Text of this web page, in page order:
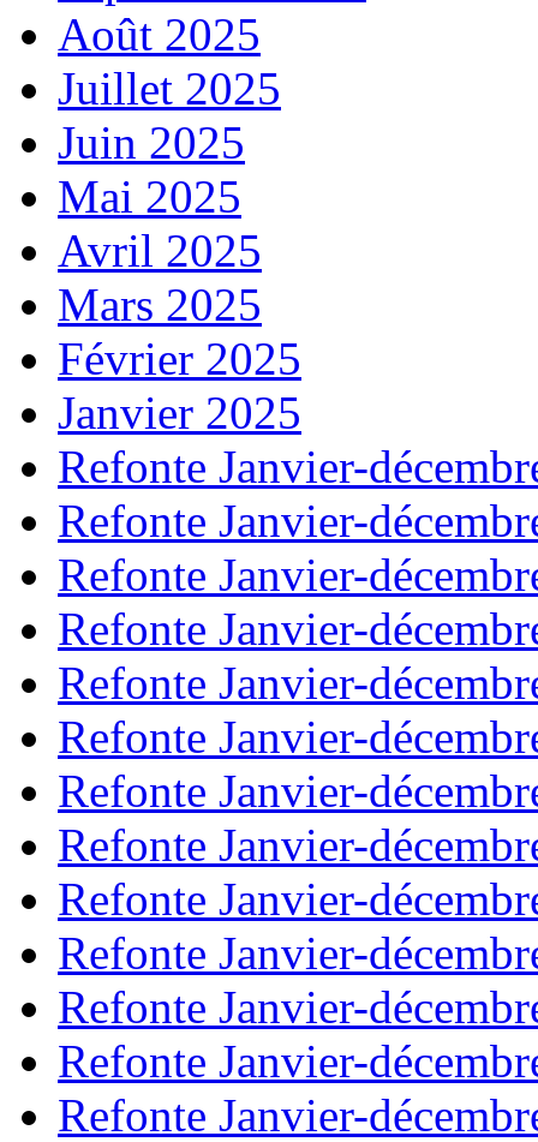
Août 2025
Juillet 2025
Juin 2025
Mai 2025
Avril 2025
Mars 2025
Février 2025
Janvier 2025
Refonte Janvier-
Refonte Janvier-
Refonte Janvier-
Refonte Janvier-
Refonte Janvier-
Refonte Janvier-
Refonte Janvier-
Refonte Janvier-
Refonte Janvier-
Refonte Janvier-
Refonte Janvier-
Refonte Janvier-
Refonte Janvier-